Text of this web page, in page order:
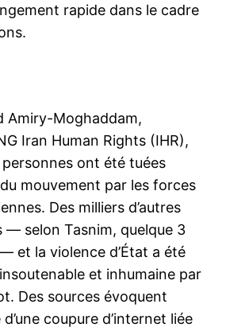
rapide dans le cadre
Amiry-Moghaddam,
Iran Human Rights (IHR),
ont été tuées
mouvement par les forces
Des milliers d’autres
— selon Tasnim, quelque 3
et la violence d’État a été
et inhumaine par
Des sources évoquent
d’une coupure d’internet liée